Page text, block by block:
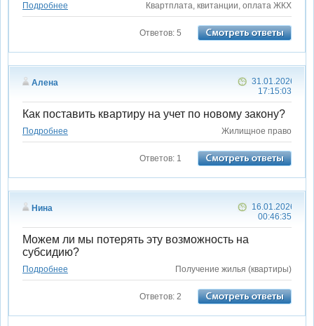
Подробнее Квартплата, квитанции, оплата ЖКХ
Ответов: 5
Алена
31.01.2026
17:15:03
Как поставить квартиру на учет по новому закону?
Подробнее Жилищное право
Ответов: 1
Нина
16.01.2026
00:46:35
Можем ли мы потерять эту возможность на
субсидию?
Подробнее Получение жилья (квартиры)
Ответов: 2